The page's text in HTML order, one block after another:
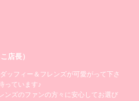
店長）
ッフィー＆フレンズが可愛がって下さ
っています♪
ンズのファンの方々に安心してお選び